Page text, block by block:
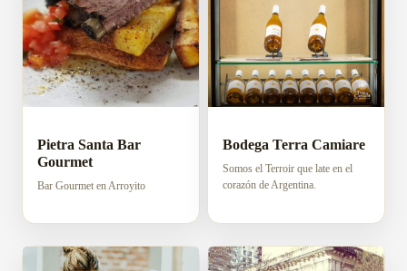
Pietra Santa Bar
Gourmet
Bar Gourmet en Arroyito
Bodega Terra Camiare
Somos el Terroir que late en el
corazón de Argentina.